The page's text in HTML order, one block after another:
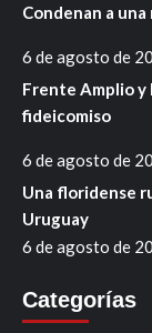
Condenan a
6 de agosto de
Frente Amplio y
fideicomiso
6 de agosto de
Una floridense
Uruguay
6 de agosto de
Categorías